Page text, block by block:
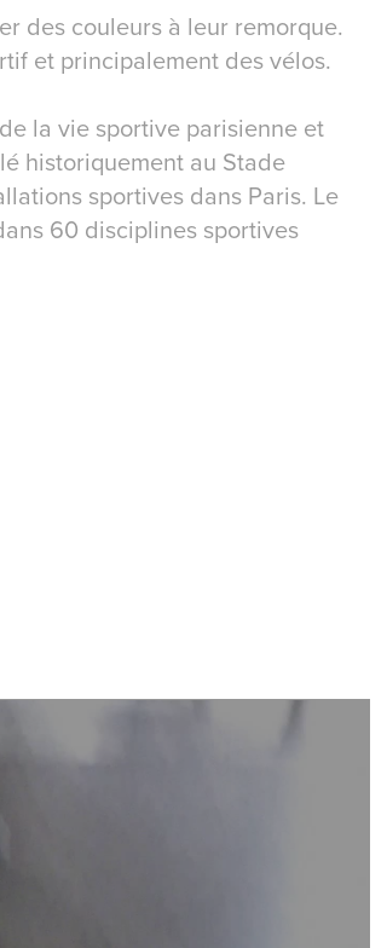
des couleurs à leur remorque.
et principalement des vélos.
la vie sportive parisienne et
historiquement au Stade
sportives dans Paris. Le
60 disciplines sportives